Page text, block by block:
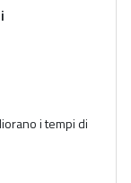
i tempi di